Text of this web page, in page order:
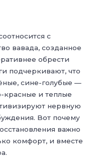
с
вавада, созданное
обрести
подчеркивают, что
сине-голубые —
красные и теплые
нервную
Вот почему
важно
комфорт, и вместе